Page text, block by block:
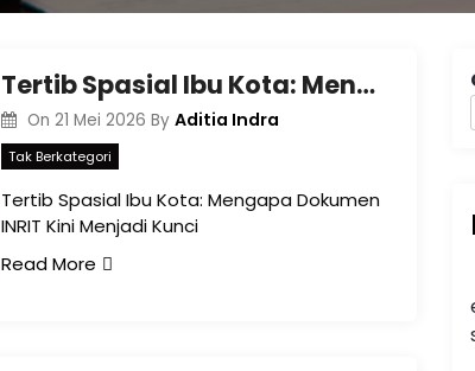
Tertib Spasial Ibu Kota: Mengapa Dokumen INRIT Kini Menjadi Kunci Validasi Pajak Usaha di Banjarbaru?
On 21 Mei 2026 By Aditia Indra
Tak Berkategori
Tertib Spasial Ibu Kota: Mengapa Dokumen
INRIT Kini Menjadi Kunci
Read More